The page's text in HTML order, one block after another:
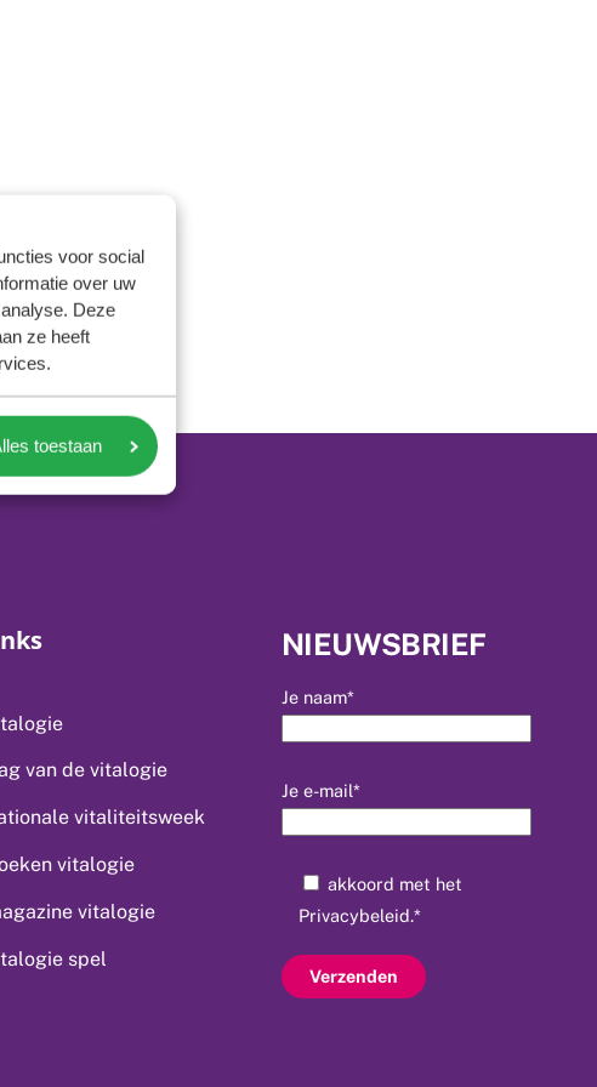
voor social
over uw
Deze
ze heeft
toestaan
van de vitalogie
vitaliteitsweek
vitalogie
vitalogie
spel
NIEUWSBRIEF
Je naam*
Je e-mail*
akkoord met het
Privacybeleid.*